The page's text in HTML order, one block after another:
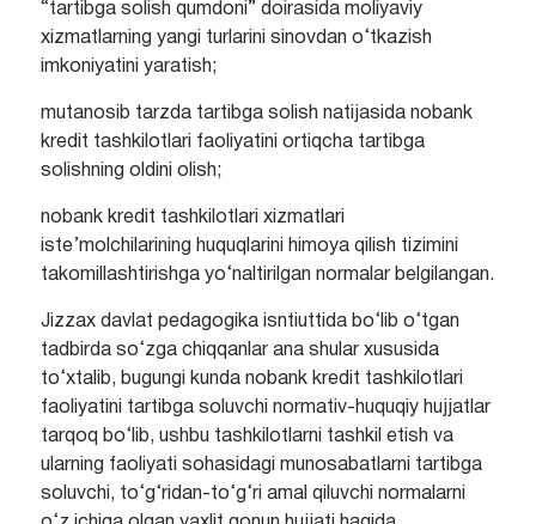
“tartibga solish qumdoni” doirasida moliyaviy
xizmatlarning yangi turlarini sinovdan o‘tkazish
imkoniyatini yaratish;
mutanosib tarzda tartibga solish natijasida nobank
kredit tashkilotlari faoliyatini ortiqcha tartibga
solishning oldini olish;
nobank kredit tashkilotlari xizmatlari
iste’molchilarining huquqlarini himoya qilish tizimini
takomillashtirishga yo‘naltirilgan normalar belgilangan.
Jizzax davlat pedagogika isntiuttida bo‘lib o‘tgan
tadbirda so‘zga chiqqanlar ana shular xususida
to‘xtalib, bugungi kunda nobank kredit tashkilotlari
faoliyatini tartibga soluvchi normativ-huquqiy hujjatlar
tarqoq bo‘lib, ushbu tashkilotlarni tashkil etish va
ularning faoliyati sohasidagi munosabatlarni tartibga
soluvchi, to‘g‘ridan-to‘g‘ri amal qiluvchi normalarni